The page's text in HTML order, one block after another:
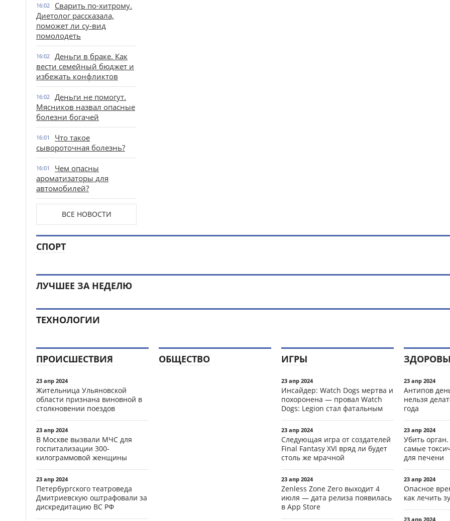
16:02
Сварить по-хитрому.
Диетолог рассказала,
поможет ли су-вид
помолодеть
16:02
Деньги в браке. Как
вести семейный бюджет и
избежать конфликтов
16:02
Деньги не помогут.
Мясников назвал опасные
болезни богачей
16:01
Что такое
сывороточная болезнь?
16:01
Чем опасны
ароматизаторы для
автомобилей?
ВСЕ НОВОСТИ
СПОРТ
ЛУЧШЕЕ ЗА НЕДЕЛЮ
ТЕХНОЛОГИИ
ПРОИСШЕСТВИЯ
23 апр 2024
Жительница Ульяновской
области признана виновной в
столкновении поездов
23 апр 2024
В Москве вызвали МЧС для
госпитализации 300-
килограммовой женщины
23 апр 2024
Петербургского театроведа
Дмитриевскую оштрафовали за
дискредитацию ВС РФ
ОБЩЕСТВО ИГРЫ
23 апр 2024
Инсайдер: Watch Dogs мертва и
похоронена — провал Watch
Dogs: Legion стал фатальным
23 апр 2024
Следующая игра от создателей
Final Fantasy XVI вряд ли будет
столь же мрачной
23 апр 2024
Zenless Zone Zero выходит 4
июля — дата релиза появилась
в App Store
23 апр 2024
Антипов
нельзя
года
23 апр 2024
Убить
самые
для печени
23 апр 2024
Опасное
как лечить
23 апр 2024